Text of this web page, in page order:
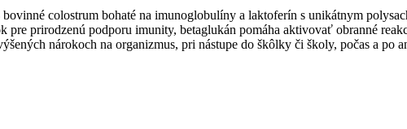
colostrum bohaté na imunoglobulíny a laktoferín s unikátnym
prirodzenú podporu imunity, betaglukán pomáha aktivovať obranné
nárokoch na organizmus, pri nástupe do škôlky či školy, počas a po